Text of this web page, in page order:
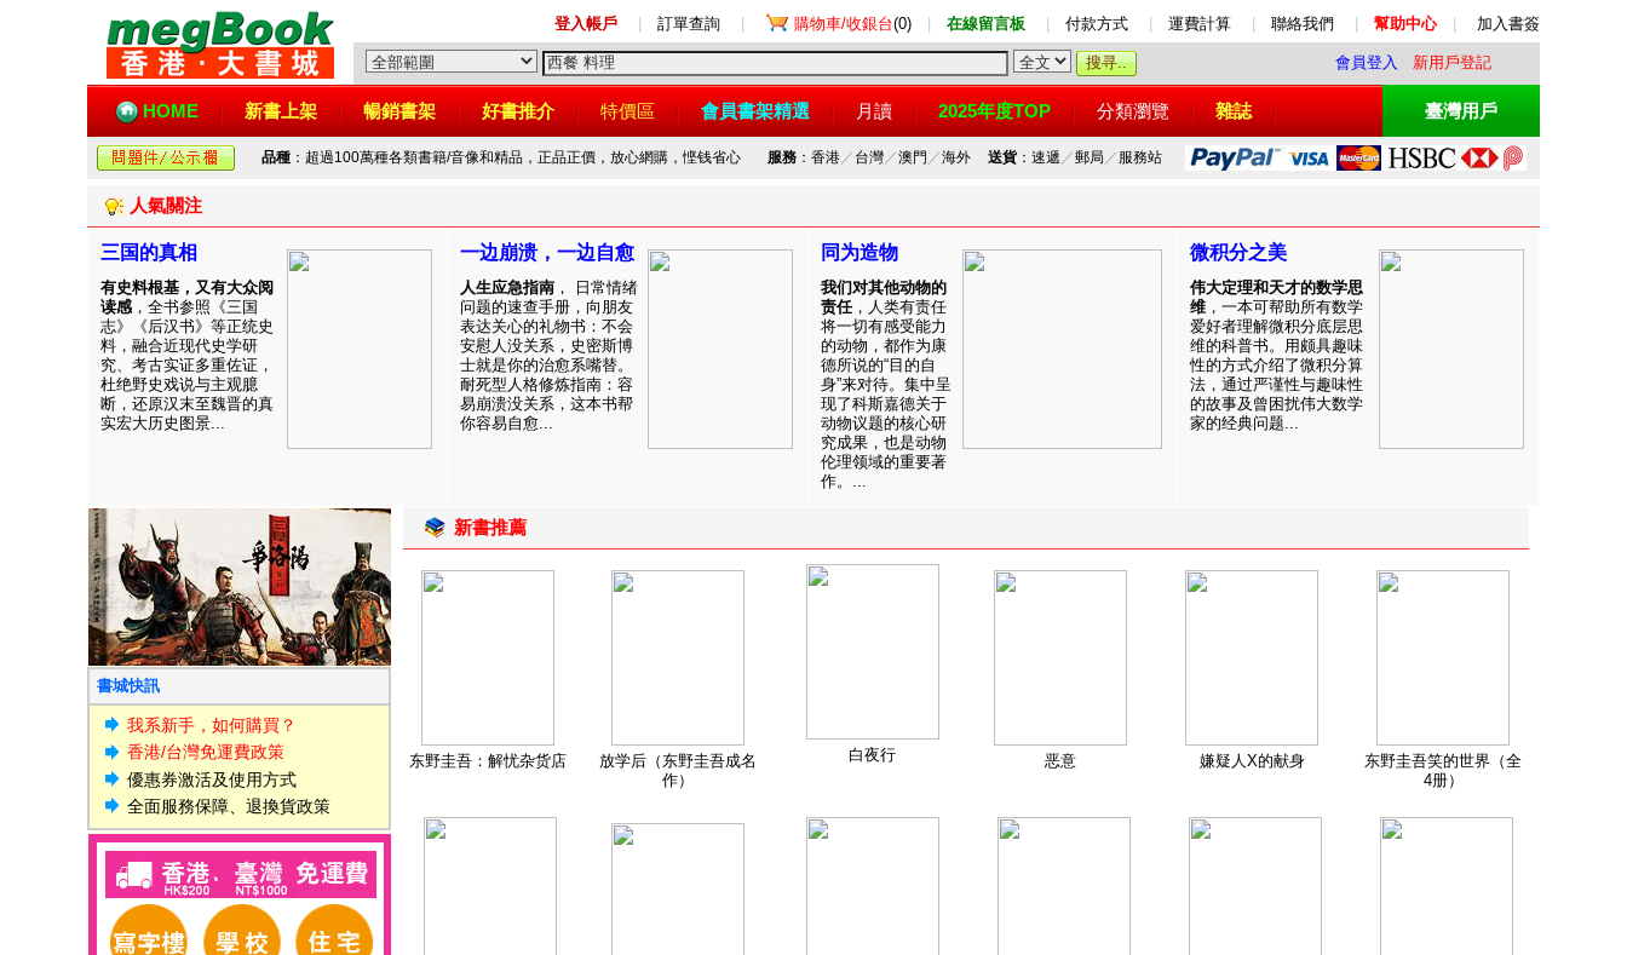
登入帳戶 訂單查詢 購物車/收銀台(0) 在線留言板 付款方式 運費計算 聯絡我們 幫助中心 加入書簽
會員登入 新用戶登記
HOME 新書上架 暢銷書架 好書推介 特價區 會員書架精選 月讀 2025年度TOP 分類瀏覽 雜誌 臺灣用戶
品種 ：超過100萬種各類書籍/音像和精品，正品正價，放心網購，悭钱省心 服務：香港／ 台灣／澳門 ／海外 送貨：速遞 ／郵局 ／ 服務站
人氣關注
三国的真相
有史料根基，又有大众阅
读感 ，全书参照《三国
志》《后汉书》等正统史
料，融合近现代史学研
究、考古实证多重佐证，
杜绝野史戏说与主观臆
断，还原汉末至魏晋的真
实宏大历史图景...
一边崩溃，一边自愈
人生应急指南 ， 日常情绪
问题的速查手册，向朋友
表达关心的礼物书：不会
安慰人没关系，史密斯博
士就是你的治愈系嘴替。
耐死型人格修炼指南：容
易崩溃没关系，这本书帮
你容易自愈...
同为造物
我们对其他动物的
责任，人类有责任
将一切有感受能力
的动物，都作为康
德所说的“目的自
身”来对待。集中呈
现了科斯嘉德关于
动物议题的核心研
究成果，也是动物
伦理领域的重要著
作。...
微积分之美
伟大定理和天才的数学思
维 ，一本可帮助所有数学
爱好者理解微积分底层思
维的科普书。用颇具趣味
性的方式介绍了微积分算
法，通过严谨性与趣味性
的故事及曾困扰伟大数学
家的经典问题...
書城快訊
我系新手，如何購買？
香港/台灣免運費政策
優惠券激活及使用方式
全面服務保障、退換貨政策
新書推薦
东野圭吾：解忧杂货店
放学后（东野圭吾成名
作）
白夜行 恶意 嫌疑人X的献身
东野圭吾笑的世界（全
4册）